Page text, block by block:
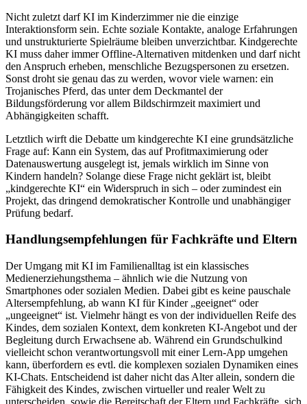
Nicht zuletzt darf KI im Kinderzimmer nie die einzige
Interaktionsform sein. Echte soziale Kontakte, analoge Erfahrungen
und unstrukturierte Spielräume bleiben unverzichtbar. Kindgerechte
KI muss daher immer Offline-Alternativen mitdenken und darf nicht
den Anspruch erheben, menschliche Bezugspersonen zu ersetzen.
Sonst droht sie genau das zu werden, wovor viele warnen: ein
Trojanisches Pferd, das unter dem Deckmantel der
Bildungsförderung vor allem Bildschirmzeit maximiert und
Abhängigkeiten schafft.
Letztlich wirft die Debatte um kindgerechte KI eine grundsätzliche
Frage auf: Kann ein System, das auf Profitmaximierung oder
Datenauswertung ausgelegt ist, jemals wirklich im Sinne von
Kindern handeln? Solange diese Frage nicht geklärt ist, bleibt
„kindgerechte KI“ ein Widerspruch in sich – oder zumindest ein
Projekt, das dringend demokratischer Kontrolle und unabhängiger
Prüfung bedarf.
Handlungsempfehlungen für Fachkräfte und Eltern
Der Umgang mit KI im Familienalltag ist ein klassisches
Medienerziehungsthema – ähnlich wie die Nutzung von
Smartphones oder sozialen Medien. Dabei gibt es keine pauschale
Altersempfehlung, ab wann KI für Kinder „geeignet“ oder
„ungeeignet“ ist. Vielmehr hängt es von der individuellen Reife des
Kindes, dem sozialen Kontext, dem konkreten KI-Angebot und der
Begleitung durch Erwachsene ab. Während ein Grundschulkind
vielleicht schon verantwortungsvoll mit einer Lern-App umgehen
kann, überfordern es evtl. die komplexen sozialen Dynamiken eines
KI-Chats. Entscheidend ist daher nicht das Alter allein, sondern die
Fähigkeit des Kindes, zwischen virtueller und realer Welt zu
unterscheiden, sowie die Bereitschaft der Eltern und Fachkräfte, sich